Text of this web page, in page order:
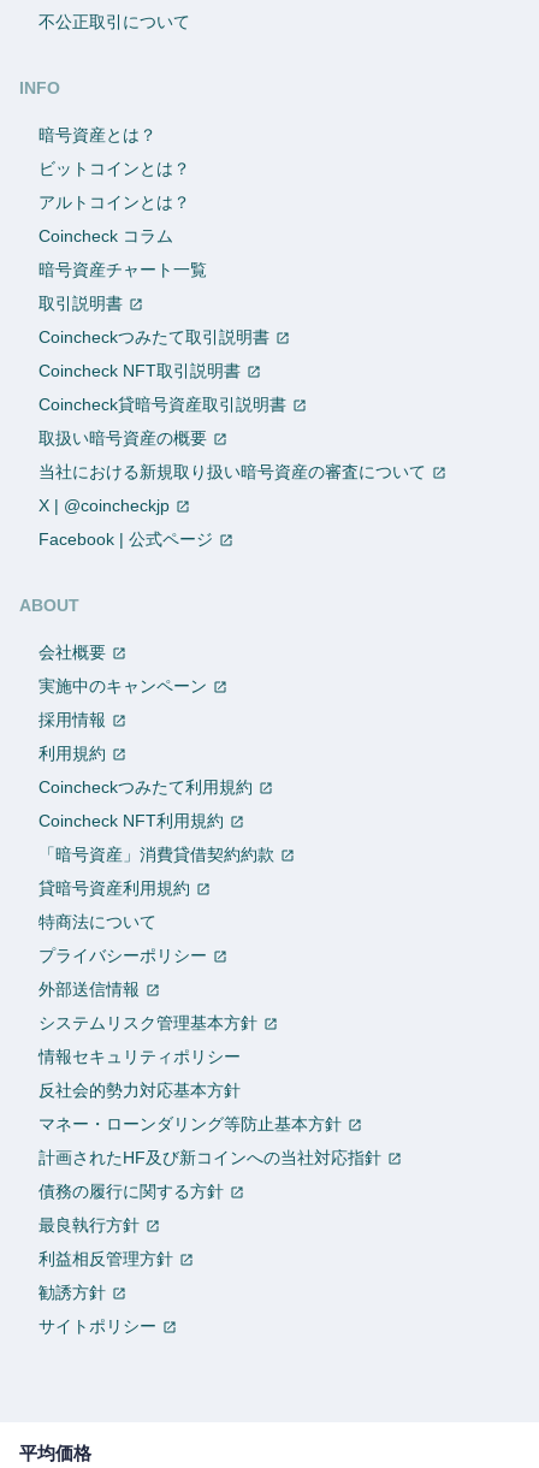
平均価格
不公正取引について
INFO
暗号資産とは？
ビットコインとは？
アルトコインとは？
Coincheck コラム
暗号資産チャート一覧
取引説明書
Coincheckつみたて取引説明書
Coincheck NFT取引説明書
Coincheck貸暗号資産取引説明書
取扱い暗号資産の概要
当社における新規取り扱い暗号資産の審査について
X | @coincheckjp
Facebook | 公式ページ
ABOUT
会社概要
実施中のキャンペーン
採用情報
利用規約
Coincheckつみたて利用規約
Coincheck NFT利用規約
「暗号資産」消費貸借契約約款
貸暗号資産利用規約
特商法について
プライバシーポリシー
外部送信情報
システムリスク管理基本方針
情報セキュリティポリシー
反社会的勢力対応基本方針
マネー・ローンダリング等防止基本方針
計画されたHF及び新コインへの当社対応指針
債務の履行に関する方針
最良執行方針
利益相反管理方針
勧誘方針
サイトポリシー